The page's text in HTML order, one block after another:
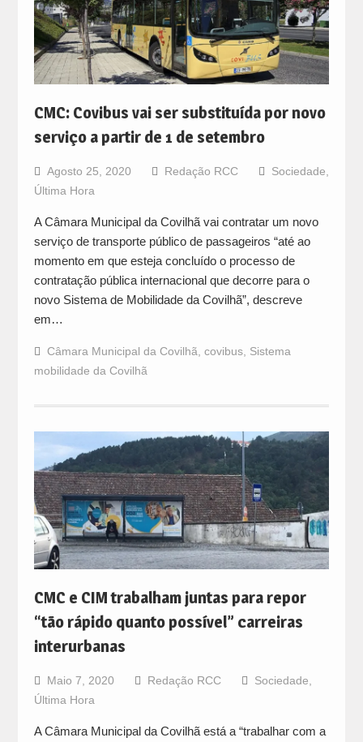
CMC: Covibus vai ser substituída por novo
serviço a partir de 1 de setembro
Agosto 25, 2020 Redação RCC Sociedade,
Última Hora
A Câmara Municipal da Covilhã vai contratar um novo
serviço de transporte público de passageiros “até ao
momento em que esteja concluído o processo de
contratação pública internacional que decorre para o
novo Sistema de Mobilidade da Covilhã”, descreve
em…
Câmara Municipal da Covilhã, covibus, Sistema
mobilidade da Covilhã
CMC e CIM trabalham juntas para repor
“tão rápido quanto possível” carreiras
interurbanas
Maio 7, 2020 Redação RCC Sociedade,
Última Hora
A Câmara Municipal da Covilhã está a “trabalhar com a